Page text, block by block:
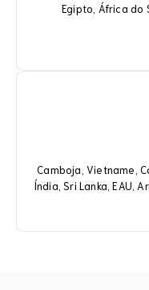
Egipto, África do
Egipto,
Camboja, Vietname,
Índia, Sri Lanka, EAU,
Camboja, Vietname,
Índia, Sri Lanka, EAU,